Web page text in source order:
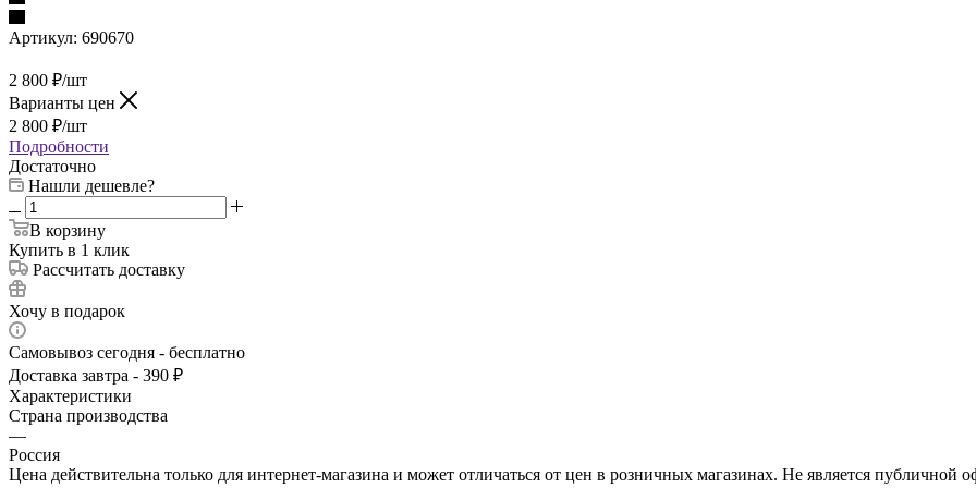
Артикул: 690670
2 800 ₽/шт
Варианты цен
2 800 ₽/шт
Подробности
Достаточно
Нашли дешевле?
В корзину
Купить в 1 клик
Рассчитать доставку
Хочу в подарок
Самовывоз сегодня - бесплатно
Доставка завтра - 390 ₽
Характеристики
Страна производства
—
Россия
Цена действительна только для интернет-магазина и может отличаться от цен в розничных магазинах. Не является публичной